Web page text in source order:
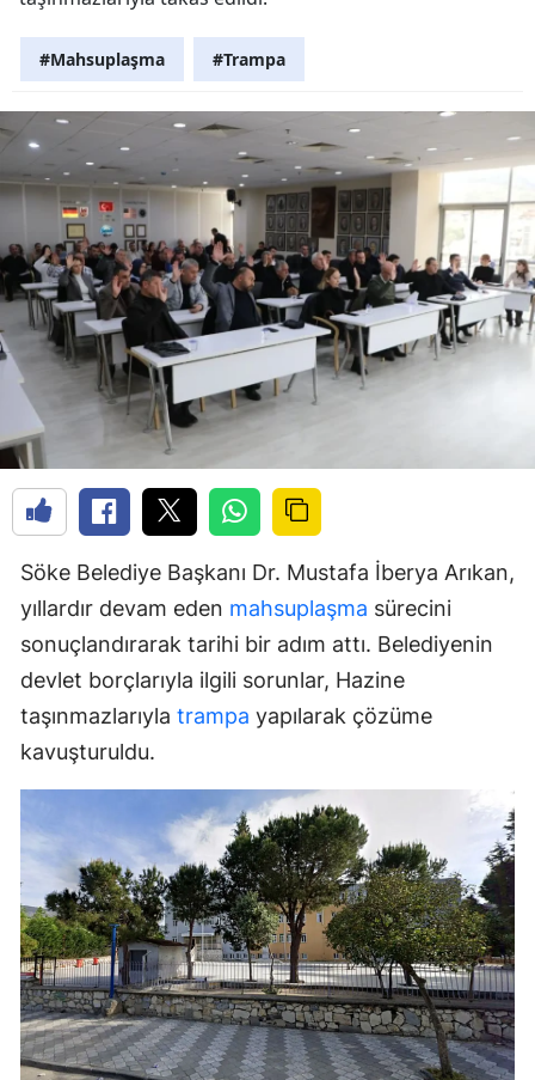
#Mahsuplaşma #Trampa
Söke Belediye Başkanı Dr. Mustafa İberya Arıkan,
yıllardır devam eden mahsuplaşma sürecini
sonuçlandırarak tarihi bir adım attı. Belediyenin
devlet borçlarıyla ilgili sorunlar, Hazine
taşınmazlarıyla trampa yapılarak çözüme
kavuşturuldu.